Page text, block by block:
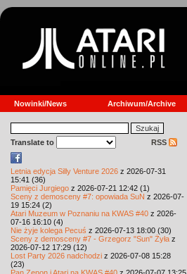
Nowinki/News Archiwum/Archive
Translate to RSS
Letnia edycja Silly Venture 2026 z 2026-07-31
15:41 (36)
Pamięci Jurgiego z 2026-07-21 12:42 (1)
Sceny z demosceny #7: opowiada SuN z 2026-07-
19 15:24 (2)
Atari Muzeum w Poznaniu na KWAS #40 z 2026-
07-16 16:10 (4)
Nie żyje kolega Pecuś z 2026-07-13 18:00 (30)
Sceny z demosceny #7 - Grzegorz "Sun" Żyła z
2026-07-12 17:29 (12)
Lost Party 2026 nadchodzi z 2026-07-08 15:28
(23)